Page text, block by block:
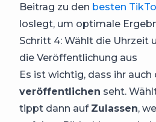
Beitrag zu den besten
loslegt, um optimale
Schritt 4: Wählt die Uhrzeit
die Veröffentlichung aus
Es ist wichtig, dass ihr
veröffentlichen seht.
tippt dann auf Zulassen,